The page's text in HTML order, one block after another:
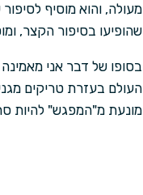
מעולה, והוא מוסיף
שהופיעו בסיפור הקצר,
בסופו של דבר אני
העולם בעזרת טריקים
מונעת מ"המפגש" להיות